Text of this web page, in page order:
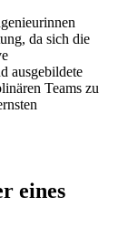
da sich die
ausgebildete
Teams zu
eines